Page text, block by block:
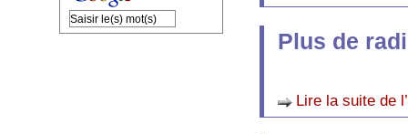
Plus de
Lire la suite de